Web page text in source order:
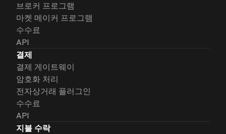
브로커 프로그램
마켓 메이커 프로그램
수수료
API
결제
결제 게이트웨이
암호화 처리
전자상거래 플러그인
수수료
API
지불 수락